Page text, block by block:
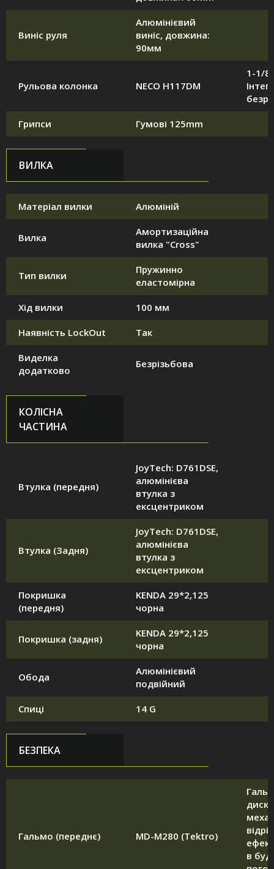
Виніс руля
Алюмінієвий
виніс, довжина:
90мм
Рульова колонка NECO H117DM
1-1/
Грипси Гумові 125mm
ВИЛКА
Матеріал вилки Алюміній
Вилка
Амортизаційна
вилка "Cross"
Тип вилки
Пружинно
еластомірна
Хід вилки 100 мм
Наявність LockOut Так
Виделка
додатково
Безрізьбова
КОЛІСНА
ЧАСТИНА
Втулка (передня)
JoyTech: D761DSE,
алюмінієва
втулка з
ексцентриком
Втулка (Задня)
JoyTech: D761DSE,
алюмінієва
втулка з
ексцентриком
Покришка
(передня)
KENDA 29*2,125
чорна
Покришка (задня)
KENDA 29*2,125
чорна
Обода
Алюмінієвий
подвійний
Спиці 14 G
БЕЗПЕКА
Гальмо (переднє) MD-M280 (Tektro)
в